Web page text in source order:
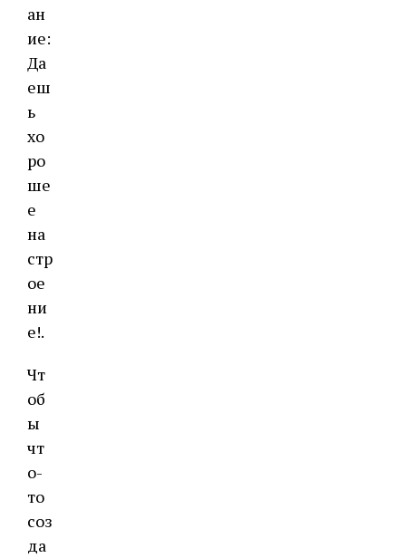
ан
ие:
Да
еш
ь
хо
ро
ше
е
на
стр
ое
ни
е!.
Чт
об
ы
чт
о-
то
соз
да